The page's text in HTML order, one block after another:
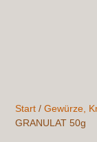
Start /Gewürze,
GRANULAT 50g